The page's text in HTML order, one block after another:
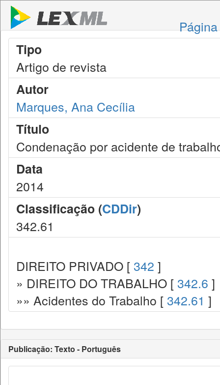
Tipo
Artigo de revista
Autor
Marques, Ana Cecília
Título
Condenação por acidente de
Data
2014
Classificação (CDDir)
342.61
DIREITO PRIVADO [ 342 ]
» DIREITO DO TRABALHO [ 342.6 ]
»» Acidentes do Trabalho [ 342.61 ]
Publicação: Texto - Português